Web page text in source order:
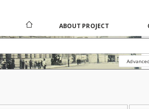
ABOUT PROJECT